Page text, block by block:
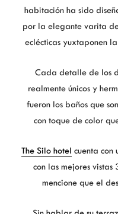
habitación ha sido
por la elegante varita
eclécticas yuxtaponen
Cada detalle de los
realmente únicos y
fueron los baños que
con toque de color
The Silo hotel cuenta con
con las mejores
mencione que el